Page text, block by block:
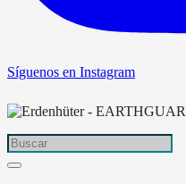
Síguenos en Instagram